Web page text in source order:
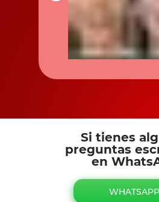
Si tienes
preguntas
en
WHATSAPP